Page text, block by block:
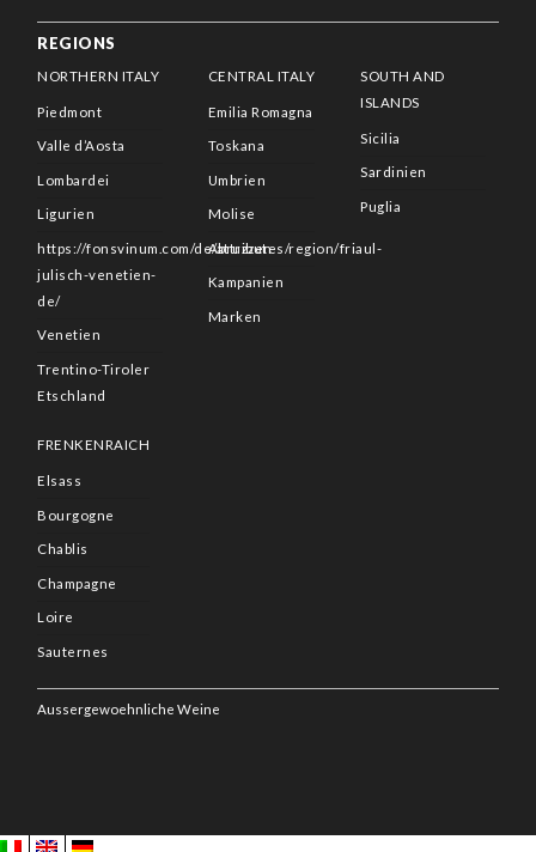
REGIONS
NORTHERN ITALY
Piedmont
Valle d’Aosta
Lombardei
Ligurien
https://fonsvinum.com/de/attributes/region/friaul-
julisch-venetien-
de/
Venetien
Trentino-Tiroler
Etschland
CENTRAL ITALY
Emilia Romagna
Toskana
Umbrien
Molise
Abruzzen
Kampanien
Marken
SOUTH AND
ISLANDS
Sicilia
Sardinien
Puglia
FRENKENRAICH
Elsass
Bourgogne
Chablis
Champagne
Loire
Sauternes
Aussergewoehnliche Weine